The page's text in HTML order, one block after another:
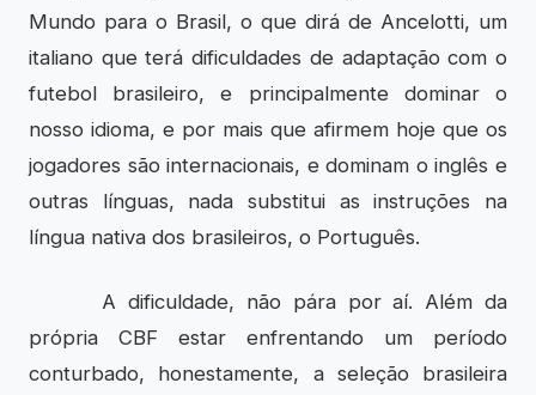
Mundo para o Brasil, o que dirá de Ancelotti, um
italiano que terá dificuldades de adaptação com o
futebol brasileiro, e principalmente dominar o
nosso idioma, e por mais que afirmem hoje que os
jogadores são internacionais, e dominam o inglês e
outras línguas, nada substitui as instruções na
língua nativa dos brasileiros, o Português.
A dificuldade, não pára por aí. Além da
própria CBF estar enfrentando um período
conturbado, honestamente, a seleção brasileira